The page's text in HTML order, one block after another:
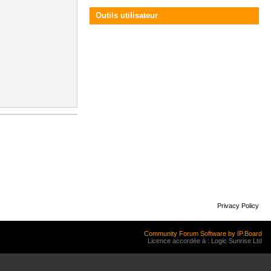
Outils utilisateur
Privacy Policy
Community Forum Software by IP.Board
Licence accordée à : Logic Sunrise Ltd